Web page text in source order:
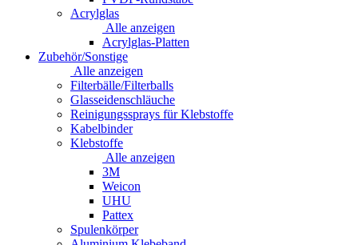
Acrylglas
Alle anzeigen
Acrylglas-Platten
Zubehör/Sonstige
Alle anzeigen
Filterbälle/Filterballs
Glasseidenschläuche
Reinigungssprays für Klebstoffe
Kabelbinder
Klebstoffe
Alle anzeigen
3M
Weicon
UHU
Pattex
Spulenkörper